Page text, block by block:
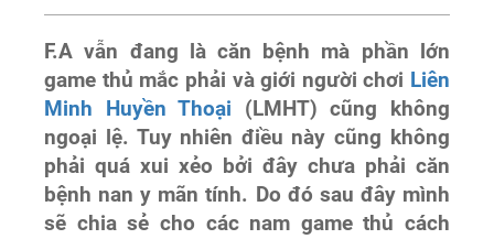
F.A vẫn đang là căn bệnh mà phần lớn
game thủ mắc phải và giới người chơi Liên
Minh Huyền Thoại (LMHT) cũng không
ngoại lệ. Tuy nhiên điều này cũng không
phải quá xui xẻo bởi đây chưa phải căn
bệnh nan y mãn tính. Do đó sau đây mình
sẽ chia sẻ cho các nam game thủ cách